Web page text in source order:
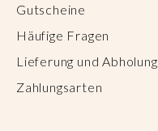
Gutscheine
Häufige Fragen
Lieferung und Abholung
Zahlungsarten